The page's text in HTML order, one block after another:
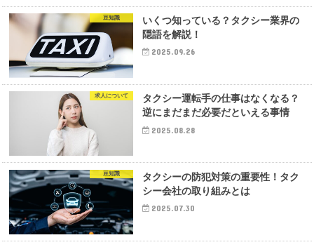
豆知識
いくつ知っている？タクシー業界の
隠語を解説！
2025.09.26
求人について
タクシー運転手の仕事はなくなる？
逆にまだまだ必要だといえる事情
2025.08.28
豆知識
タクシーの防犯対策の重要性！タク
シー会社の取り組みとは
2025.07.30